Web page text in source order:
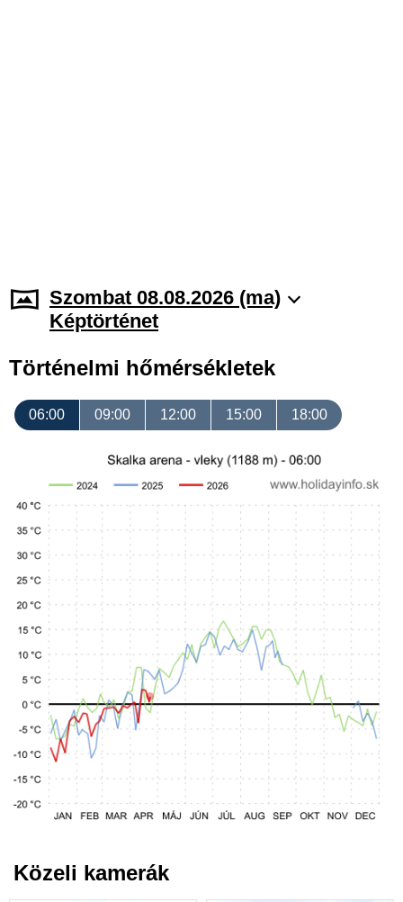
Szombat 08.08.2026 (ma)
Képtörténet
Történelmi hőmérsékletek
06:00 09:00 12:00 15:00 18:00
Közeli kamerák